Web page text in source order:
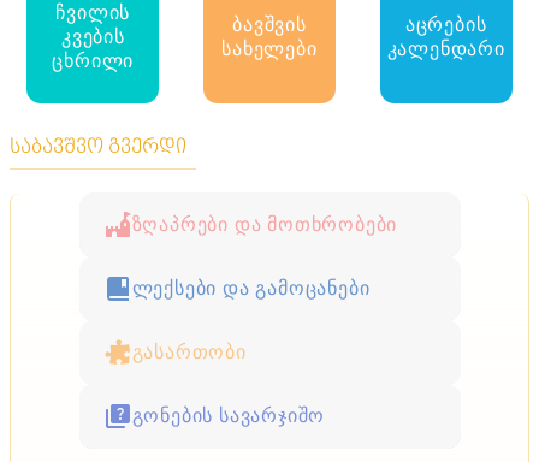
ჩვილის
კვების
ცხრილი
ბავშვის
სახელები
აცრების
კალენდარი
საბავშვო გვერდი
ზღაპრები და მოთხრობები
ლექსები და გამოცანები
გასართობი
გონების სავარჯიშო